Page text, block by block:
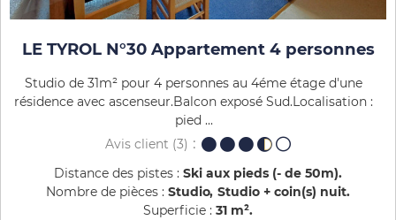
LE TYROL N°30 Appartement 4 personnes
Studio de 31m² pour 4 personnes au 4éme étage d'une
résidence avec ascenseur.Balcon exposé Sud.Localisation :
pied ...
Avis client (3)
Distance des pistes : Ski aux pieds (- de 50m)
Nombre de pièces : Studio Studio + coin(s) nuit
Superficie : 31 m²